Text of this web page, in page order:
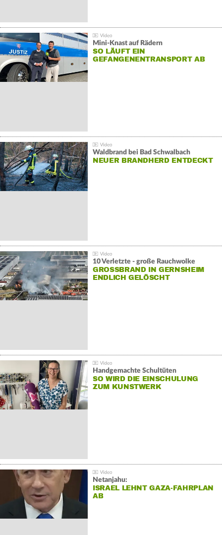
Mini-Knast auf Rädern
SO LÄUFT EIN
GEFANGENENTRANSPORT AB
Waldbrand bei Bad Schwalbach
NEUER BRANDHERD ENTDECKT
10 Verletzte - große Rauchwolke
GROSSBRAND IN GERNSHEIM E
NDLICH GELÖSCHT
Handgemachte Schultüten
SO WIRD DIE EINSCHULUNG
ZUM KUNSTWERK
Netanjahu:
ISRAEL LEHNT GAZA-FAHRPLAN
AB